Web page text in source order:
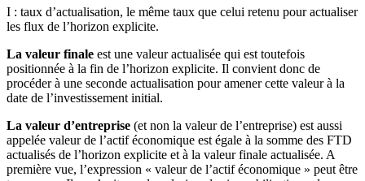
I : taux d’actualisation, le même taux que celui retenu pour actualiser
les flux de l’horizon explicite.
La valeur finale est une valeur actualisée qui est toutefois
positionnée à la fin de l’horizon explicite. Il convient donc de
procéder à une seconde actualisation pour amener cette valeur à la
date de l’investissement initial.
La valeur d’entreprise (et non la valeur de l’entreprise) est aussi
appelée valeur de l’actif économique est égale à la somme des FTD
actualisés de l’horizon explicite et à la valeur finale actualisée. A
première vue, l’expression « valeur de l’actif économique » peut être